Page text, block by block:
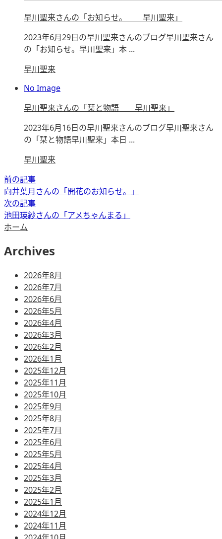
早川聖来さんの「お知らせ。 早川聖来」
2023年6月29日の早川聖来さんのブログ早川聖来さん
の「お知らせ。早川聖来」本 ...
早川聖来
No Image
早川聖来さんの「栞と物語 早川聖来」
2023年6月16日の早川聖来さんのブログ早川聖来さん
の「栞と物語早川聖来」本日 ...
早川聖来
前の記事
向井葉月さんの「開花のお知らせ。」
次の記事
池田瑛紗さんの「アメちゃんまる」
ホーム
Archives
2026年8月
2026年7月
2026年6月
2026年5月
2026年4月
2026年3月
2026年2月
2026年1月
2025年12月
2025年11月
2025年10月
2025年9月
2025年8月
2025年7月
2025年6月
2025年5月
2025年4月
2025年3月
2025年2月
2025年1月
2024年12月
2024年11月